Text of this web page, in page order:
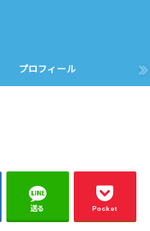
プロフィール
送る Pocket